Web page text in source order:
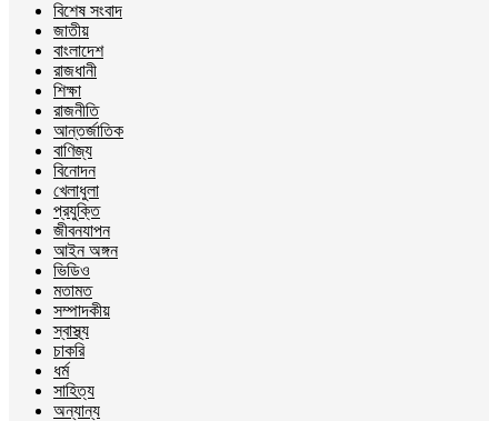
বিশেষ সংবাদ
জাতীয়
বাংলাদেশ
রাজধানী
শিক্ষা
রাজনীতি
আন্তর্জাতিক
বাণিজ্য
বিনোদন
খেলাধুলা
প্রযুক্তি
জীবনযাপন
আইন অঙ্গন
ভিডিও
মতামত
সম্পাদকীয়
স্বাস্থ্য
চাকরি
ধর্ম
সাহিত্য
অন্যান্য